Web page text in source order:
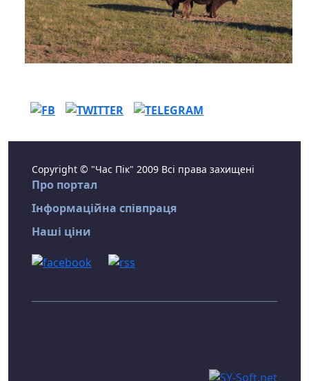
Copyright © "Час Пік" 2009 Всі права захищені
Про портал
Інформаційна співпраця
Наші ціни